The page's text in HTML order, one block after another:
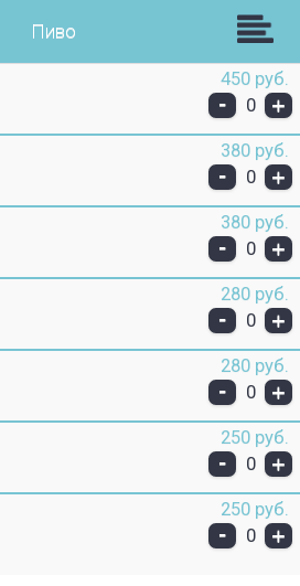
Пиво
450 руб.
- 0 +
380 руб.
- 0 +
380 руб.
- 0 +
280 руб.
- 0 +
280 руб.
- 0 +
250 руб.
- 0 +
250 руб.
- 0 +